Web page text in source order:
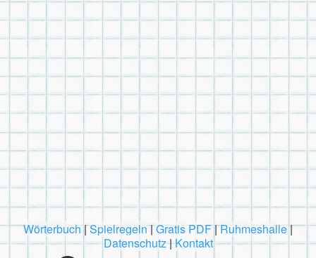
Wörterbuch|Spielregeln|Gratis PDF|Ruhmeshalle|
Datenschutz|Kontakt